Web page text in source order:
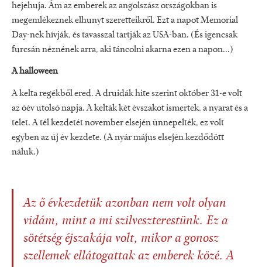
hejehuja. Ám az emberek az angolszász országokban is
megemlékeznek elhunyt szeretteikről. Ezt a napot Memorial
Day-nek hívják, és tavasszal tartják az USA-ban. (És igencsak
furcsán néznének arra, aki táncolni akarna ezen a napon...)
A halloween
A kelta regékből ered. A druidák hite szerint október 31-e volt
az óév utolsó napja. A kelták két évszakot ismertek, a nyarat és a
telet. A tél kezdetét november elsején ünnepelték, ez volt
egyben az új év kezdete. (A nyár május elsején kezdődött
náluk.)
Az ő évkezdetük azonban nem volt olyan
vidám, mint a mi szilveszterestünk. Ez a
sötétség éjszakája volt, mikor a gonosz
szellemek ellátogattak az emberek közé. A